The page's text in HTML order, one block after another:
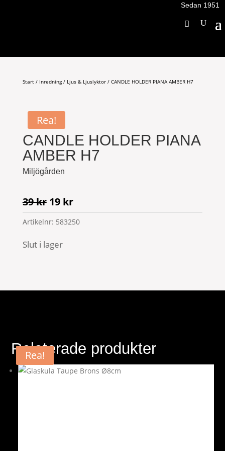
Sedan 1951
Start/ Inredning/ Ljus & Ljuslyktor/ CANDLE HOLDER PIANA AMBER H7
Rea!
CANDLE HOLDER PIANA
AMBER H7
Miljögården
39kr Det
ursprungliga
priset
39 kr.
19 krDet
nuvarande
priset
Artikelnr: 583250
Slut i lager
Relaterade produkter
Rea!
Rea!